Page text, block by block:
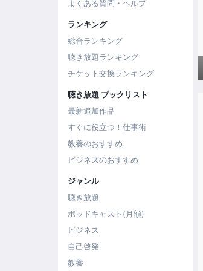
よくある質問・ヘルプ
ランキング
総合ランキング
聴き放題ランキング
チケット交換ランキング
聴き放題 ブックリスト
最新追加作品
すぐに役立つ！仕事術
教養のおすすめ
ビジネスのおすすめ
ジャンル
聴き放題
ポッドキャスト(月額)
ビジネス
自己啓発
教養